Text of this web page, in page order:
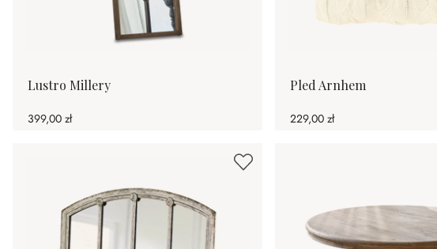
Lustro Millery
399,00 zł
Pled Arnhem
229,00 zł